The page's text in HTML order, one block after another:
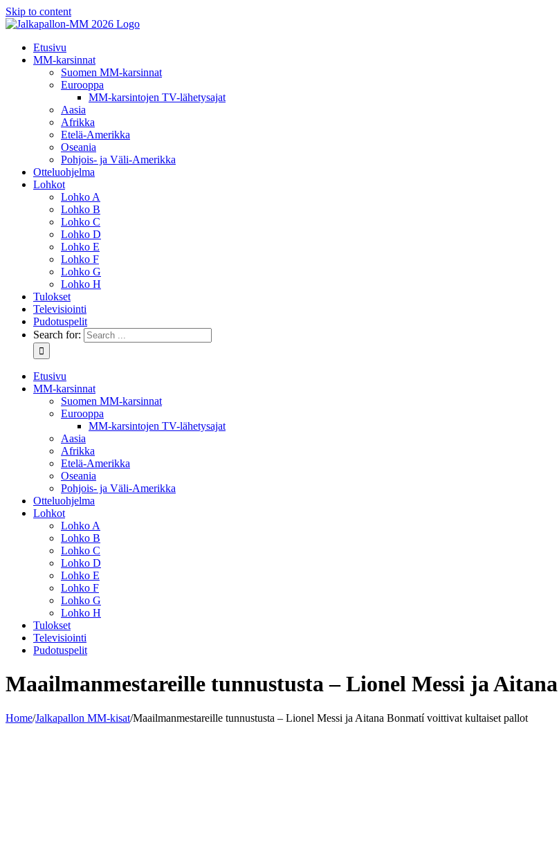
Skip to content
Etusivu
MM-karsinnat
Suomen MM-karsinnat
Eurooppa
MM-karsintojen TV-lähetysajat
Aasia
Afrikka
Etelä-Amerikka
Oseania
Pohjois- ja Väli-Amerikka
Otteluohjelma
Lohkot
Lohko A
Lohko B
Lohko C
Lohko D
Lohko E
Lohko F
Lohko G
Lohko H
Tulokset
Televisiointi
Pudotuspelit
Search for:
Etusivu
MM-karsinnat
Suomen MM-karsinnat
Eurooppa
MM-karsintojen TV-lähetysajat
Aasia
Afrikka
Etelä-Amerikka
Oseania
Pohjois- ja Väli-Amerikka
Otteluohjelma
Lohkot
Lohko A
Lohko B
Lohko C
Lohko D
Lohko E
Lohko F
Lohko G
Lohko H
Tulokset
Televisiointi
Pudotuspelit
Maailmanmestareille tunnustusta – Lionel Messi ja
Home/Jalkapallon MM-kisat/Maailmanmestareille tunnustusta – Lionel Messi ja Aitana Bonmatí voittivat kultaiset pallot